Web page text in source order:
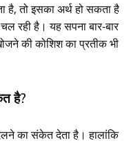
है, तो इसका अर्थ हो सकता है
रही है। यह सपना बार-बार
की कोशिश का प्रतीक भी
है?
का संकेत देता है। हालांकि